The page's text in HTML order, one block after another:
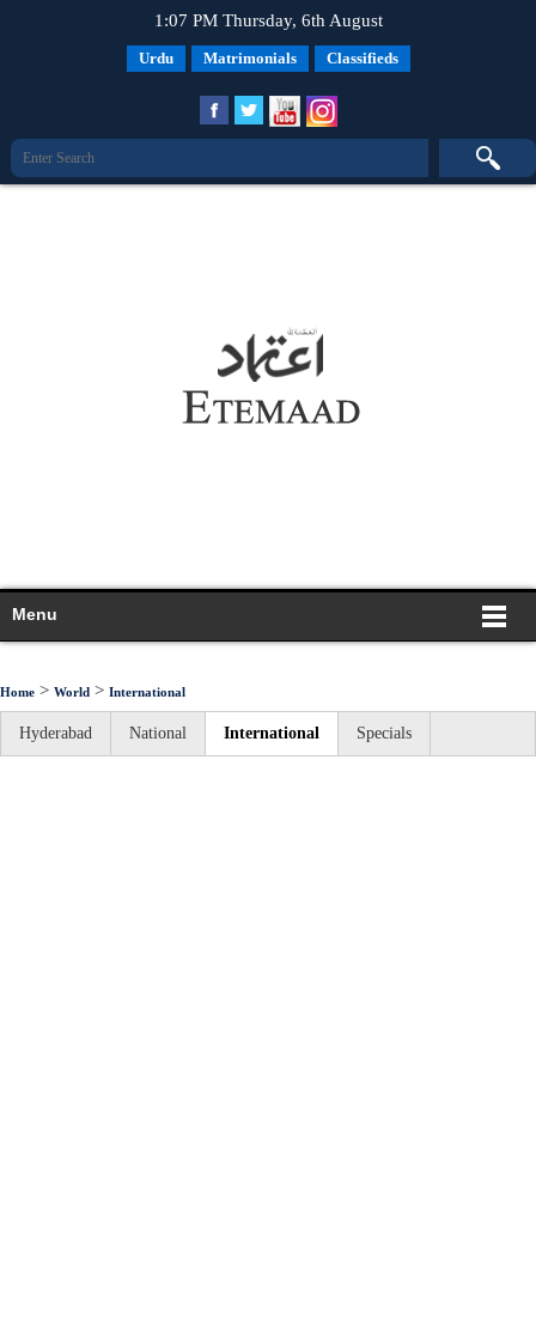
1:07 PM Thursday, 6th August
Urdu Matrimonials Classifieds
Menu
Home > World > International
Hyderabad National International Specials